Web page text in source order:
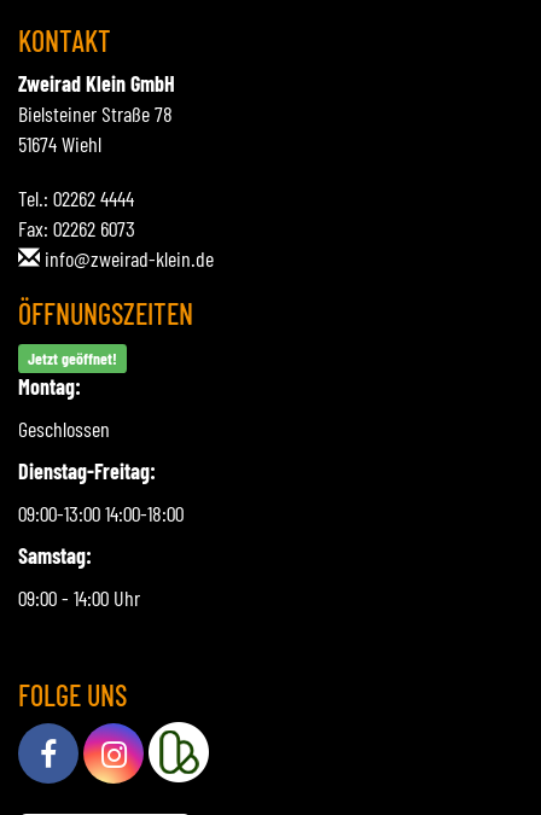
KONTAKT
Zweirad Klein GmbH
Bielsteiner Straße 78
51674 Wiehl
Tel.: 02262 4444
Fax: 02262 6073
info@zweirad-klein.de
ÖFFNUNGSZEITEN
Jetzt geöffnet!
Montag:
Geschlossen
Dienstag-Freitag:
09:00-13:00 14:00-18:00
Samstag:
09:00 - 14:00 Uhr
FOLGE UNS